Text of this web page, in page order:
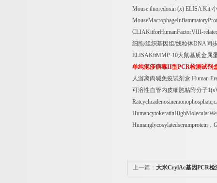
Mouse thioredoxin (x) ELISA Kit
CLIAKitforHumanFactorVIII-
细胞/组织基因组/线粒体DNA同
ELISAKitMMP-10大鼠基质金属
单纯疱疹病毒II型PCR检测试剂
人游离肉碱免疫试剂盒 Human
可溶性血管内皮细胞粘附分子
Humanglycosylatedserumprotein ，
上一篇： 大米CrylAc基因PCR检